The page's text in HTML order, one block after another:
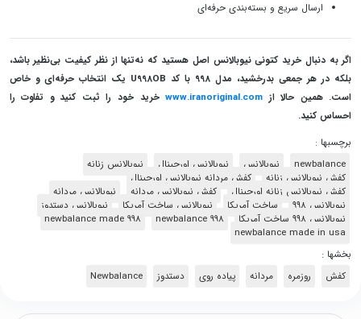
ارسال سریع و بسته‌بندی حرفه‌ای
اگر به دنبال خرید کتونی نیوبالانس اصل هستید که نه‌تنها از نظر کیفیت بی‌نظیر باشد،
بلکه در هر جمعی بدرخشید، مدل 998 با کد U998OB یک انتخاب حرفه‌ای و خاص
است. همین حالا از www.iranoriginal.comخرید خود را ثبت کنید و تفاوت را
احساس کنید.
برچسبها :
newbalance
نیوبالانس نیوبالانس اورجینال
نیوبالانس زنانه
کفش نیوبالانس زنانه
کفش مردانه نیوبالانس اورجینال
کفش نیوبالانس زنانه اورجینال
کفش نیوبالانس مردانه
نیوبالانس مردانه
نیوبالانس ۹۹۸
ساخت آمریکا نیوبالانس ساخت آمریکا
نیوبالانس دستدوز
نیوبالانس ۹۹۸ ساخت آمریکا
newbalance 998
newbalance made 998
newbalance made in usa
بخشها :
کفش
روزمره مردانه پیاده روی دستدوز Newbalance